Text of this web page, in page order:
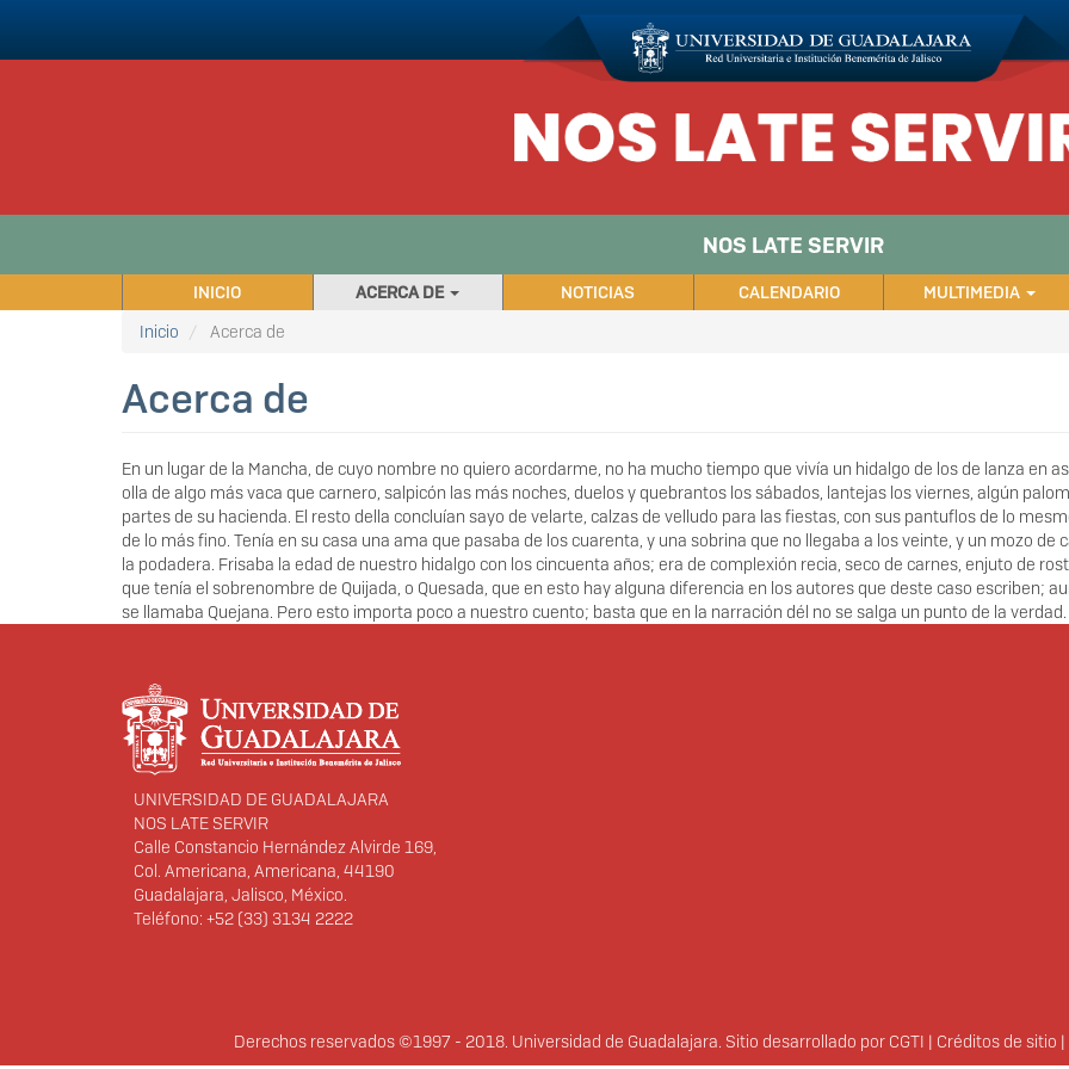
contenido
NOS LATE SERVIR
NAVEGACIÓN
PRINCIPAL
INICIO ACERCA DE NOTICIAS CALENDARIO MULTIMEDIA
Inicio
Acerca de
Acerca de
En un lugar de la Mancha, de cuyo nombre no quiero acordarme, no ha mucho tiempo que vivía un hidalgo de los de lanza en
olla de algo más vaca que carnero, salpicón las más noches, duelos y quebrantos los sábados, lantejas los viernes, algún
partes de su hacienda. El resto della concluían sayo de velarte, calzas de velludo para las fiestas, con sus pantuflos de lo
de lo más fino. Tenía en su casa una ama que pasaba de los cuarenta, y una sobrina que no llegaba a los veinte, y un mozo
la podadera. Frisaba la edad de nuestro hidalgo con los cincuenta años; era de complexión recia, seco de carnes, enjuto de
que tenía el sobrenombre de Quijada, o Quesada, que en esto hay alguna diferencia en los autores que deste caso escriben;
se llamaba Quejana. Pero esto importa poco a nuestro cuento; basta que en la narración dél no se salga un punto de la verdad.
Información del portal
UNIVERSIDAD DE GUADALAJARA
NOS LATE SERVIR
Calle Constancio Hernández Alvirde 169,
Col. Americana, Americana, 44190
Guadalajara, Jalisco, México.
Teléfono: +52 (33) 3134 2222
DerechosDerechos reservados ©1997 - 2018. Universidad de Guadalajara. Sitio desarrollado por CGTI | Créditos de sitio |